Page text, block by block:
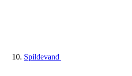
Spildevand